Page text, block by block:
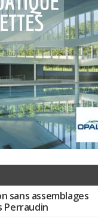
sans assemblages
Perraudin